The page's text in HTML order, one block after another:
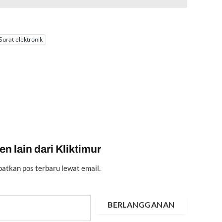
elektronik
lain dari Kliktimur
pos terbaru lewat email.
BERLANGGANAN